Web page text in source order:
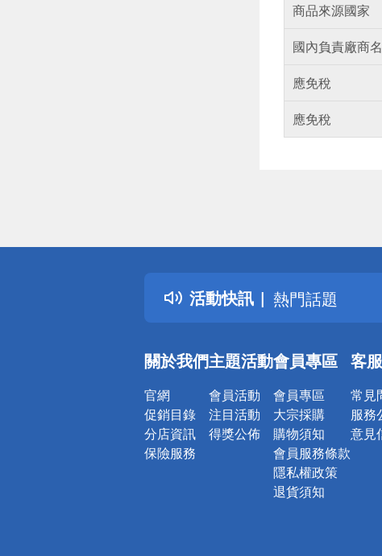
商品來源國家
國內負責廠商
應免稅
應免稅
活動快訊
詐騙網頁！請
得獎公告
熱門話題
銀行優惠
詐騙網頁！請
關於我們
官網
促銷目錄
分店資訊
保險服務
主題活動
會員活動
注目活動
得獎公佈
會員專區
會員專區
大宗採購
購物須知
會員服務條款
隱私權政策
退貨須知
客
常見
服務
意見